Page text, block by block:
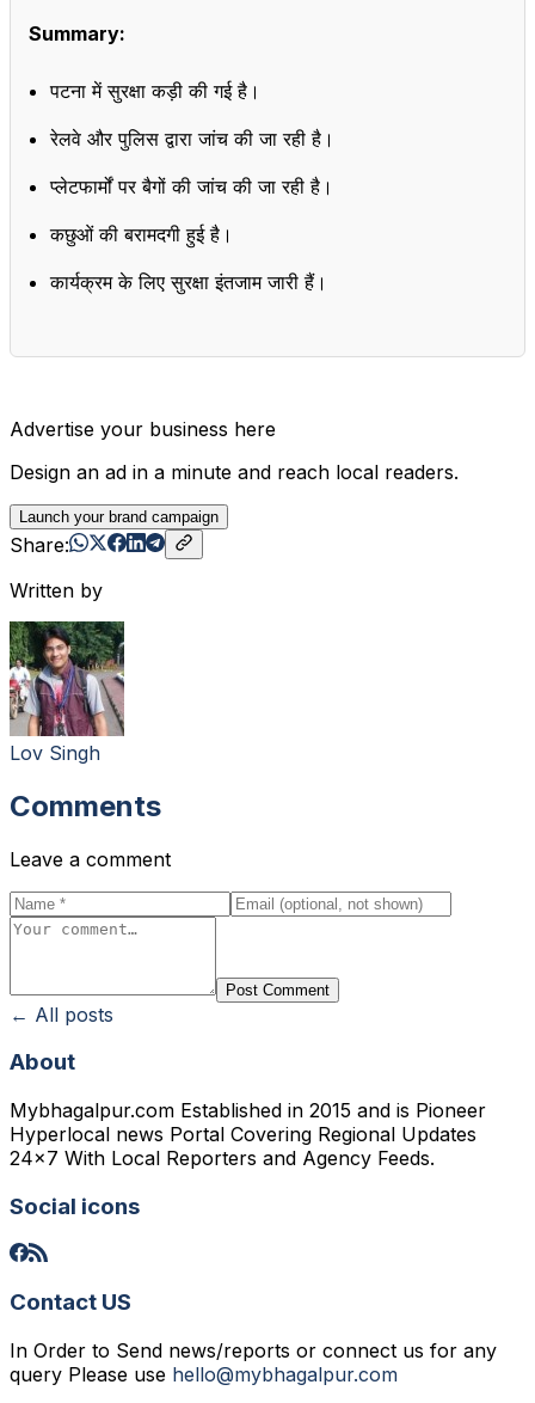
Summary:
पटना में सुरक्षा कड़ी की गई है।
रेलवे और पुलिस द्वारा जांच की जा रही है।
प्लेटफार्मों पर बैगों की जांच की जा रही है।
कछुओं की बरामदगी हुई है।
कार्यक्रम के लिए सुरक्षा इंतजाम जारी हैं।
Advertise your business here
Design an ad in a minute and reach local readers.
Launch your brand campaign
Share:
Written by
Lov Singh
Comments
Leave a comment
Post Comment
← All posts
About
Mybhagalpur.com Established in 2015 and is Pioneer
Hyperlocal news Portal Covering Regional Updates
24x7 With Local Reporters and Agency Feeds.
Social icons
Contact US
In Order to Send news/reports or connect us for any
query Please use hello@mybhagalpur.com